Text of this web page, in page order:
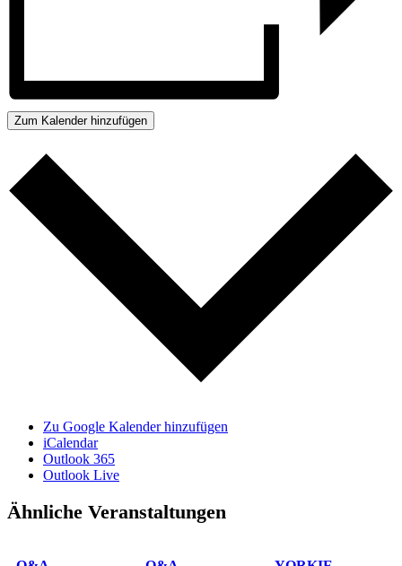
Zum Kalender hinzufügen
Zu Google Kalender hinzufügen
iCalendar
Outlook 365
Outlook Live
Ähnliche Veranstaltungen